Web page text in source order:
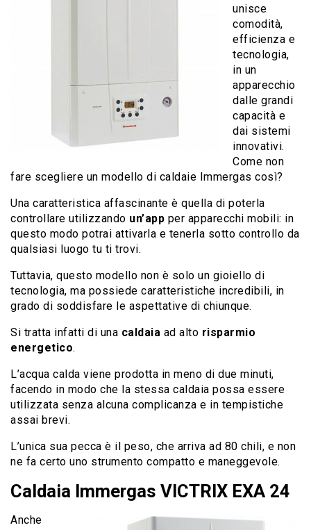
unisce
comodità,
efficienza e
tecnologia,
in un
apparecchio
dalle grandi
capacità e
dai sistemi
innovativi.
Come non
fare scegliere un modello di caldaie Immergas così?
Una caratteristica affascinante è quella di poterla
controllare utilizzando un’app per apparecchi mobili: in
questo modo potrai attivarla e tenerla sotto controllo da
qualsiasi luogo tu ti trovi.
Tuttavia, questo modello non è solo un gioiello di
tecnologia, ma possiede caratteristiche incredibili, in
grado di soddisfare le aspettative di chiunque.
Si tratta infatti di una caldaia ad alto risparmio
energetico.
L’acqua calda viene prodotta in meno di due minuti,
facendo in modo che la stessa caldaia possa essere
utilizzata senza alcuna complicanza e in tempistiche
assai brevi.
L’unica sua pecca è il peso, che arriva ad 80 chili, e non
ne fa certo uno strumento compatto e maneggevole.
Caldaia Immergas VICTRIX EXA 24
Anche